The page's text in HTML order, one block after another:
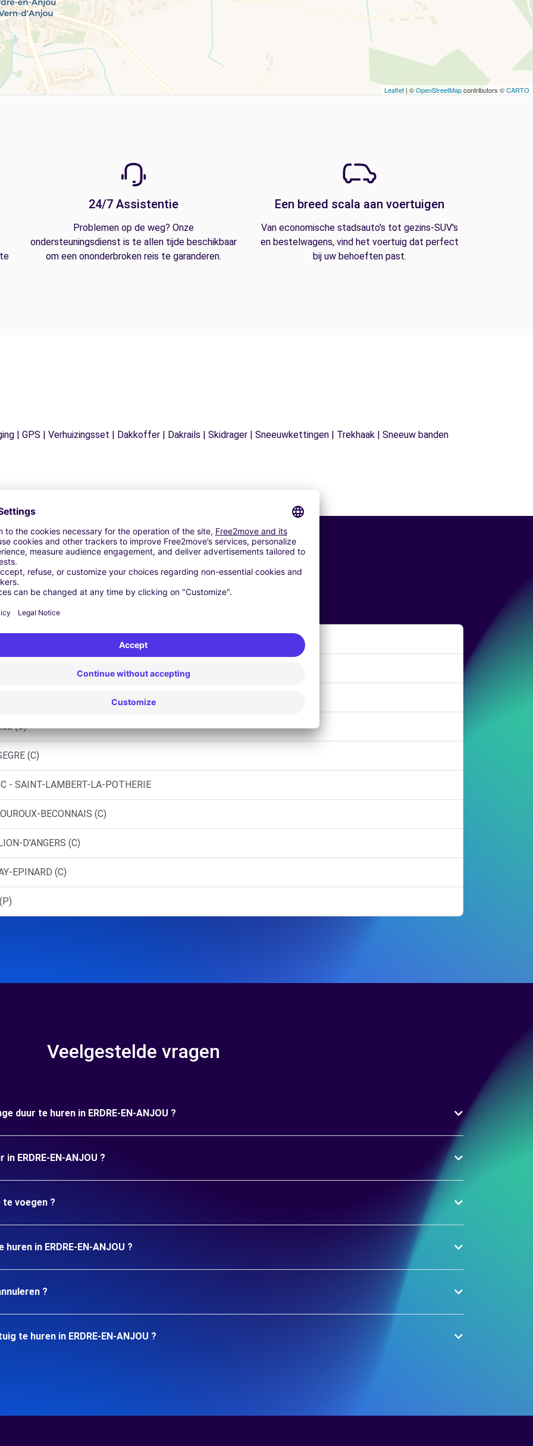
Leaflet | ©OpenStreetMapcontributors ©CARTO
24/7 Assistentie
Problemen op de weg? Onze
ondersteuningsdienst is te allen tijde beschikbaar
om een ononderbroken reis te garanderen.
Een breed scala aan voertuigen
Van economische stadsauto's tot gezins-SUV's
en bestelwagens, vind het voertuig dat perfect
bij uw behoeften past.
| GPS | Verhuizingsset | Dakkoffer | Dakrails | Skidrager | Sneeuwkettingen | Trekhaak | Sneeuw banden
Vergelijkbare Agentschappen
SUR-LOIRE (C)
(C)
(C)
- SAINT-LAMBERT-LA-POTHERIE
BECONNAIS (C)
D'ANGERS (C)
EPINARD (C)
Veelgestelde vragen
duur te huren in ERDRE-EN-ANJOU ?
ERDRE-EN-ANJOU ?
voegen ?
in ERDRE-EN-ANJOU ?
?
te huren in ERDRE-EN-ANJOU ?